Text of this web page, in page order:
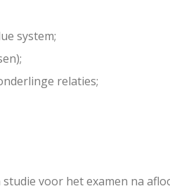
system;
relaties;
voor het examen na